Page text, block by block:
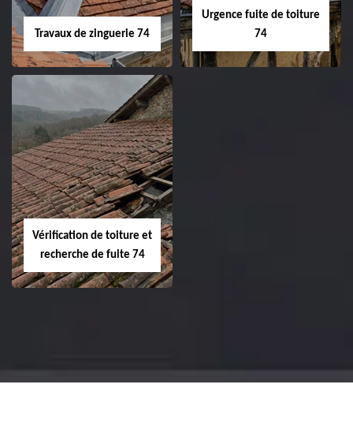
Travaux de zinguerie 74
Urgence fuite de toiture
74
Vérification de toiture et
recherche de fuite 74